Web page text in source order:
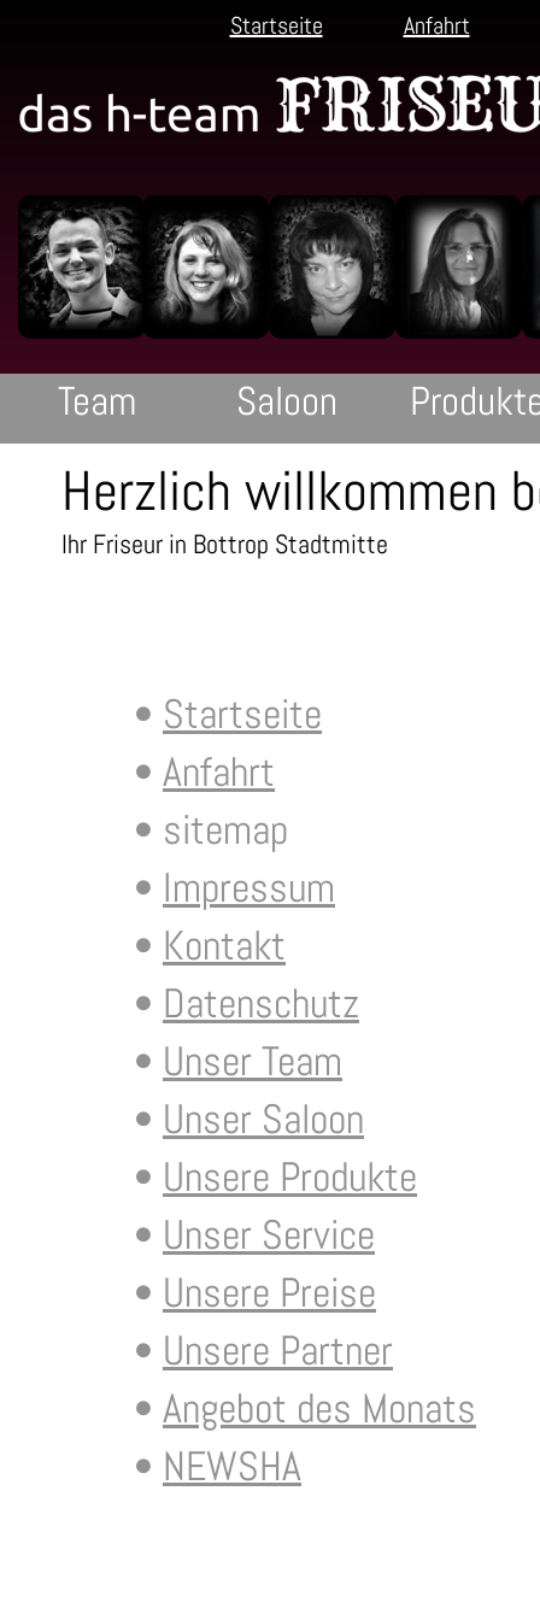
Herzlich willkommen
Ihr Friseur in Bottrop Stadtmitte
Startseite
Anfahrt
sitemap
Impressum
Kontakt
Datenschutz
Unser Team
Unser Saloon
Unsere Produkte
Unser Service
Unsere Preise
Unsere Partner
Angebot des Monats
NEWSHA
Startseite Anfahrt
Anfahrt sitemap
Team Saloon
Team Saloon